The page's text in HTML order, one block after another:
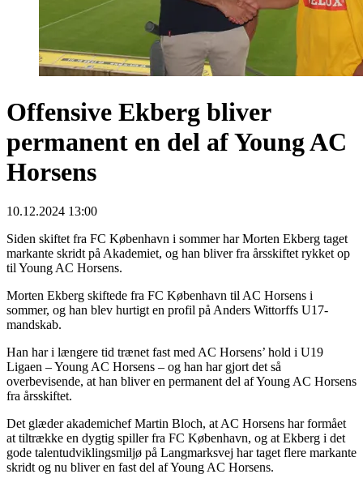
Offensive Ekberg bliver
permanent en del af Young AC
Horsens
10.12.2024 13:00
Siden skiftet fra FC København i sommer har Morten Ekberg taget
markante skridt på Akademiet, og han bliver fra årsskiftet rykket op
til Young AC Horsens.
Morten Ekberg skiftede fra FC København til AC Horsens i
sommer, og han blev hurtigt en profil på Anders Wittorffs U17-
mandskab.
Han har i længere tid trænet fast med AC Horsens’ hold i U19
Ligaen – Young AC Horsens – og han har gjort det så
overbevisende, at han bliver en permanent del af Young AC Horsens
fra årsskiftet.
Det glæder akademichef Martin Bloch, at AC Horsens har formået
at tiltrække en dygtig spiller fra FC København, og at Ekberg i det
gode talentudviklingsmiljø på Langmarksvej har taget flere markante
skridt og nu bliver en fast del af Young AC Horsens.